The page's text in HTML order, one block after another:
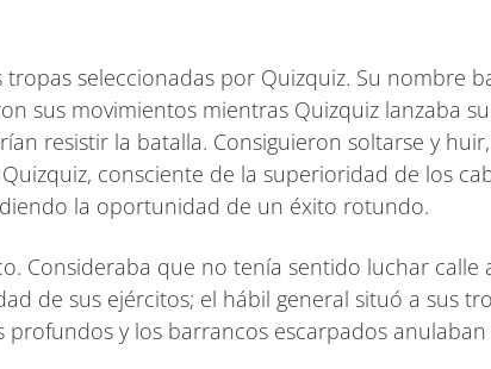
seleccionadas por Quizquiz. Su nombre
sus movimientos mientras Quizquiz lanzaba
resistir la batalla. Consiguieron soltarse y
consciente de la superioridad de los
la oportunidad de un éxito rotundo.
Consideraba que no tenía sentido luchar calle
de sus ejércitos; el hábil general situó a sus
y los barrancos escarpados